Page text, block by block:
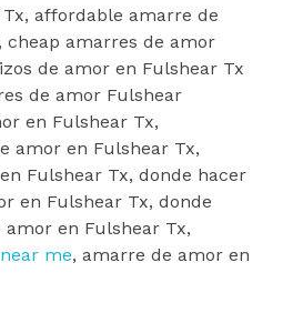
affordable amarre de
cheap amarres de amor
de amor en Fulshear Tx
de amor Fulshear
en Fulshear Tx,
amor en Fulshear Tx,
Fulshear Tx, donde hacer
en Fulshear Tx, donde
en Fulshear Tx,
me, amarre de amor en